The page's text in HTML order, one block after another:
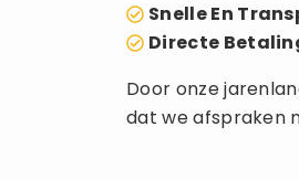
Snelle En
Directe
Door onze
dat we afspraken